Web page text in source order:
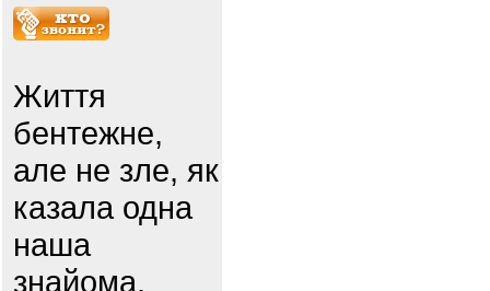
Життя
бентежне,
але не зле, як
казала одна
наша
знайома.